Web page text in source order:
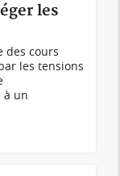
les
des cours
les tensions
à un